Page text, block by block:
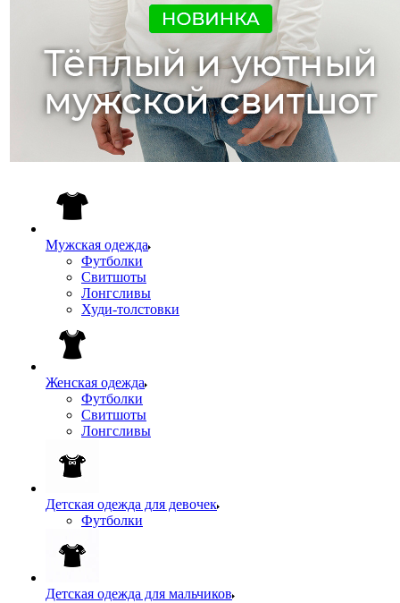
Мужская одежда
Футболки
Свитшоты
Лонгсливы
Худи-толстовки
Женская одежда
Футболки
Свитшоты
Лонгсливы
Детская одежда для девочек
Футболки
Детская одежда для мальчиков